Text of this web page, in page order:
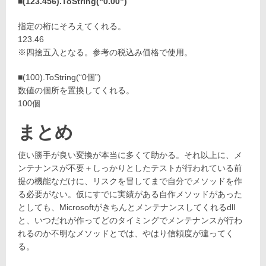
指定の桁にそろえてくれる。
123.46
※四捨五入となる。参考の税込み価格で使用。
■(100).ToString(“0個”)
数値の個所を置換してくれる。
100個
まとめ
使い勝手が良い変換が本当に多くて助かる。それ以上に、メ
ンテナンスが不要＋しっかりとしたテストが行われている前
提の機能なだけに、リスクを冒してまで自分でメソッドを作
る必要がない。仮にすでに実績がある自作メソッドがあった
としても、Microsoftがきちんとメンテナンスしてくれるdll
と、いつだれが作ってどのタイミングでメンテナンスが行わ
れるのか不明なメソッドとでは、やはり信頼度が違ってく
る。